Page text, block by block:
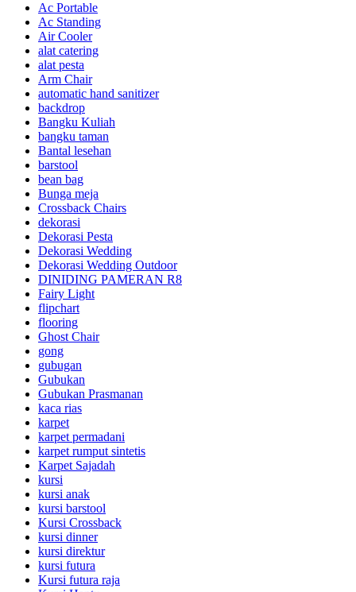
Ac Portable
Ac Standing
Air Cooler
alat catering
alat pesta
Arm Chair
automatic hand sanitizer
backdrop
Bangku Kuliah
bangku taman
Bantal lesehan
barstool
bean bag
Bunga meja
Crossback Chairs
dekorasi
Dekorasi Pesta
Dekorasi Wedding
Dekorasi Wedding Outdoor
DINIDING PAMERAN R8
Fairy Light
flipchart
flooring
Ghost Chair
gong
gubugan
Gubukan
Gubukan Prasmanan
kaca rias
karpet
karpet permadani
karpet rumput sintetis
Karpet Sajadah
kursi
kursi anak
kursi barstool
Kursi Crossback
kursi dinner
kursi direktur
kursi futura
Kursi futura raja